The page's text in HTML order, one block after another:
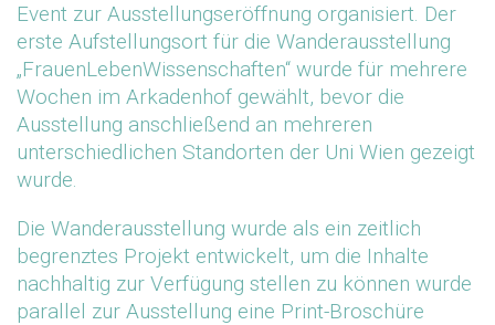
Event zur Ausstellungseröffnung organisiert. Der
erste Aufstellungsort für die Wanderausstellung
„FrauenLebenWissenschaften“ wurde für mehrere
Wochen im Arkadenhof gewählt, bevor die
Ausstellung anschließend an mehreren
unterschiedlichen Standorten der Uni Wien gezeigt
wurde.
Die Wanderausstellung wurde als ein zeitlich
begrenztes Projekt entwickelt, um die Inhalte
nachhaltig zur Verfügung stellen zu können wurde
parallel zur Ausstellung eine Print-Broschüre